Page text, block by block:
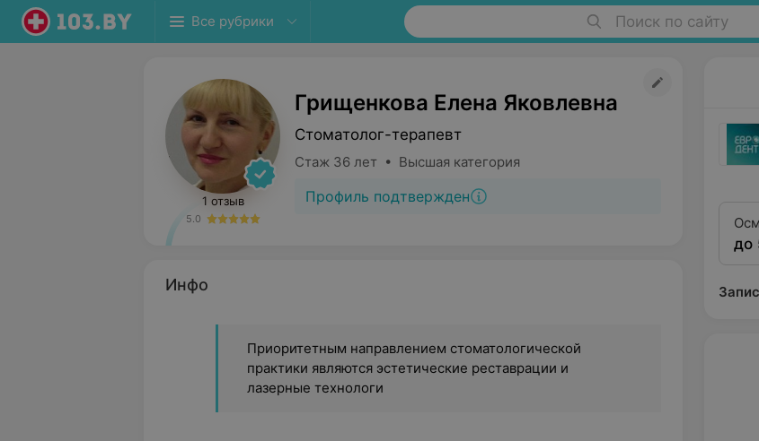
Все рубрики Поиск по сайту
1 отзыв
5.0
Грищенкова Елена Яковлевна
Стоматолог-терапевт
Стаж 36 лет • Высшая категория
Профиль подтвержден
Инфо
Приоритетным направлением стоматологической
практики являются эстетические реставрации и
лазерные технологи
до